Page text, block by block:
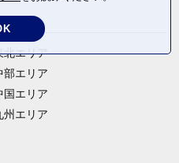
北エリア
部エリア
国エリア
州エリア